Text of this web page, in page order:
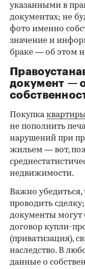
00:00 /
указанными в
документах; не
фото именно
значение и
браке — об этом
документ —
Покупка
не пополнить
нарушений при
жильем — вот,
недвижимости.
Важно убедиться,
проводить
документы
договор купли-
(приватизация),
наследство. В
данные о